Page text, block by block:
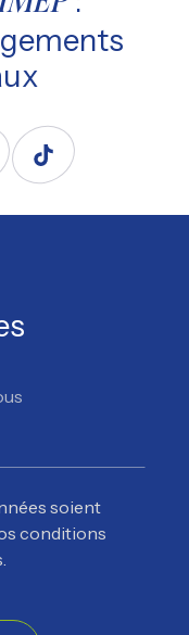
soient
conditions